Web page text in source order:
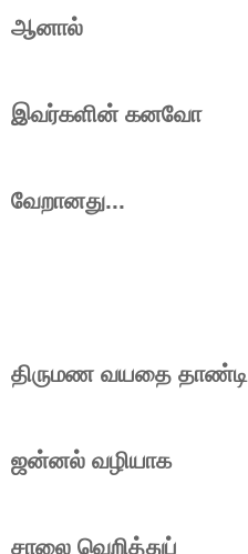
ஆனால்
இவர்களின் கனவோ
வேறானது...
திருமண வயதை தாண்டி
ஜன்னல் வழியாக
சாலை வெறித்துப்